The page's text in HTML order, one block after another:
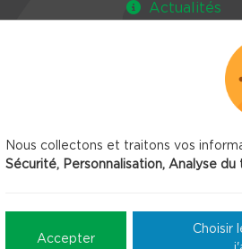
Actualités
Newsletter
Nous collectons et traitons vos
Sécurité, Personnalisation, Analyse du
Accepter
Choisir